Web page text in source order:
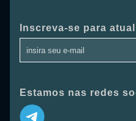
Inscreva-se para
Estamos nas redes